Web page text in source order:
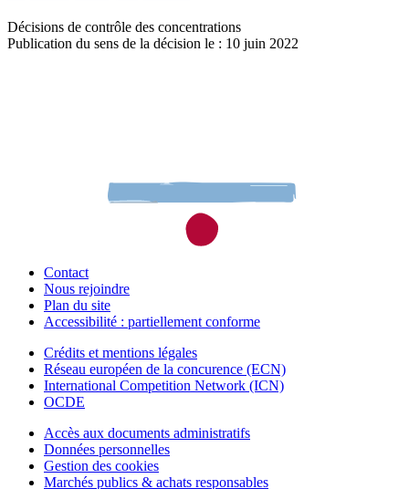
Décisions de contrôle des concentrations
Publication du sens de la décision le : 10 juin 2022
Contact
Nous rejoindre
Plan du site
Accessibilité : partiellement conforme
Crédits et mentions légales
Réseau européen de la concurence (ECN)
International Competition Network (ICN)
OCDE
Accès aux documents administratifs
Données personnelles
Gestion des cookies
Marchés publics & achats responsables